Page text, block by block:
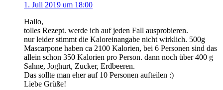
1. Juli 2019 um 18:00
Hallo,
tolles Rezept. werde ich auf jeden Fall ausprobieren.
nur leider stimmt die Kaloreinangabe nicht wirklich. 500g
Mascarpone haben ca 2100 Kalorien, bei 6 Personen sind das
allein schon 350 Kalorien pro Person. dann noch über 400 g
Sahne, Joghurt, Zucker, Erdbeeren.
Das sollte man eher auf 10 Personen aufteilen :)
Liebe Grüße!